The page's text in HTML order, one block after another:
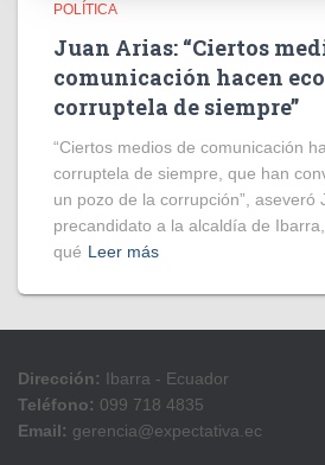
POLÍTICA
Juan Arias: “Ciertos
comunicación hacen
corruptela de siempre”
“Ciertos medios de comunicación
corruptela de siempre, que han
un pozo de la corrupción”, aseveró
precandidato a la alcaldía de
qué Leer más
Dirección: Ibarra - Ecuador
Teléfono: 099 718 4835
Email: gerencia@expectativa.ec